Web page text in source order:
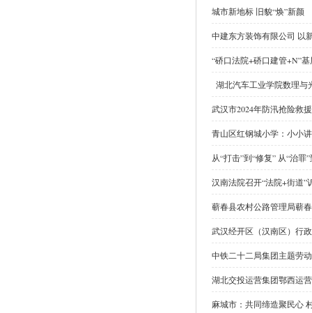
城市新地标 旧貌“焕”新颜
中建东方装饰有限公司 以
“硚口法院+硚口建管+N”
湖北汽车工业学院数理与
武汉市2024年防汛抢险救
青山区红钢城小学：小小
从“打击”到“修复” 从“治
汉南法院召开“法院+街道”
蕲春县农村公路管理局蕲
武汉经开区（汉南区）行
中铁二十二局集团主题劳
湖北交投运营集团鄂西运
麻城市：共同缔造聚民心